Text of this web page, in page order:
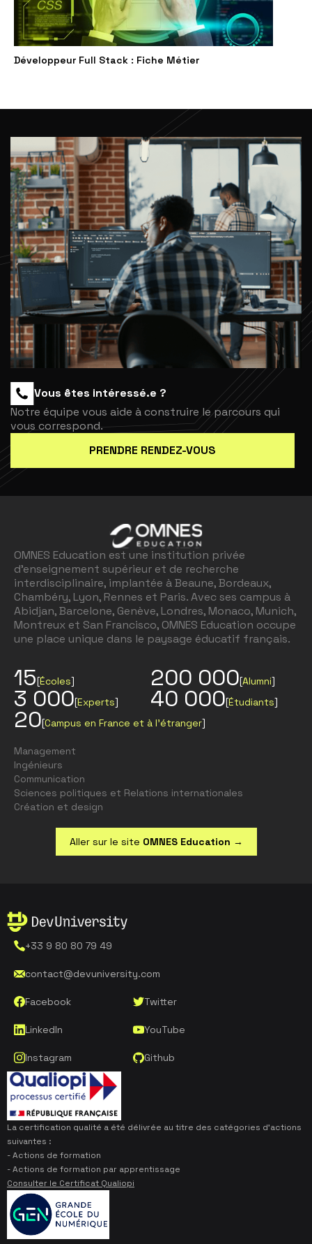
Développeur Full Stack : Fiche Métier
Vous êtes intéressé.e ?
Notre équipe vous aide à construire le parcours qui
vous correspond.
PRENDRE RENDEZ-VOUS
OMNES Education est une institution privée
d'enseignement supérieur et de recherche
interdisciplinaire, implantée à Beaune, Bordeaux,
Chambéry, Lyon, Rennes et Paris. Avec ses campus à
Abidjan, Barcelone, Genève, Londres, Monaco, Munich,
Montreux et San Francisco, OMNES Education occupe
une place unique dans le paysage éducatif français.
15[Écoles] 200 000[Alumni]
3 000[Experts] 40 000[Étudiants]
20[Campus en France et à l’étranger]
Management
Ingénieurs
Communication
Sciences politiques et Relations internationales
Création et design
Aller sur le site OMNES Education →
+33 9 80 80 79 49
contact@devuniversity.com
Facebook Twitter
LinkedIn YouTube
Instagram Github
La certification qualité a été délivrée au titre des catégories d’actions
suivantes :
- Actions de formation
- Actions de formation par apprentissage
Consulter le Certificat Qualiopi